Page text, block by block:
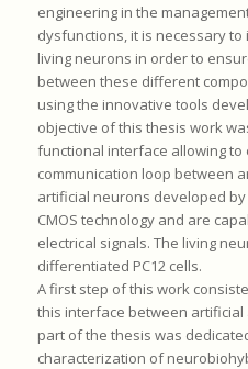
engineering in the
dysfunctions, it is necessary
living neurons in order to
between these different
using the innovative tools
objective of this thesis work
functional interface allowing
communication loop between
artificial neurons developed
CMOS technology and are
electrical signals. The living
differentiated PC12 cells.
A first step of this work
this interface between
part of the thesis was
characterization of